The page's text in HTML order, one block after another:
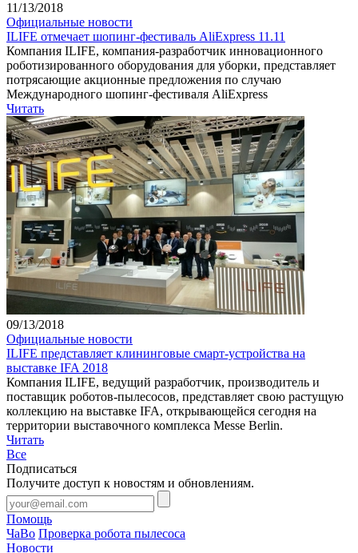
11/13/2018
Официальные новости
ILIFE отмечает шопинг-фестиваль AliExpress 11.11
Компания ILIFE, компания-разработчик инновационного
роботизированного оборудования для уборки, представляет
потрясающие акционные предложения по случаю
Международного шопинг-фестиваля AliExpress
Читать
09/13/2018
Официальные новости
ILIFE представляет клининговые смарт-устройства на
выставке IFA 2018
Компания ILIFE, ведущий разработчик, производитель и
поставщик роботов-пылесосов, представляет свою растущую
коллекцию на выставке IFA, открывающейся сегодня на
территории выставочного комплекса Messe Berlin.
Читать
Все
Подписаться
Получите доступ к новостям и обновлениям.
Помощь
ЧаВо Проверка робота пылесоса
Новости